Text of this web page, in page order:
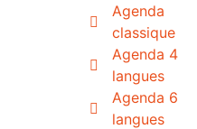
Agenda
classique
Agenda 4
langues
Agenda 6
langues